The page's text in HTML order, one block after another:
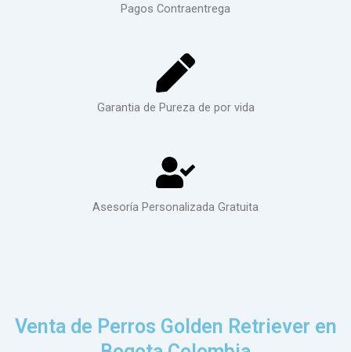
Pagos Contraentrega
Garantia de Pureza de por vida
Asesoría Personalizada Gratuita
Venta de Perros Golden Retriever en